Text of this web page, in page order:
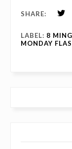
SHARE:
LABEL: 8
MONDAY